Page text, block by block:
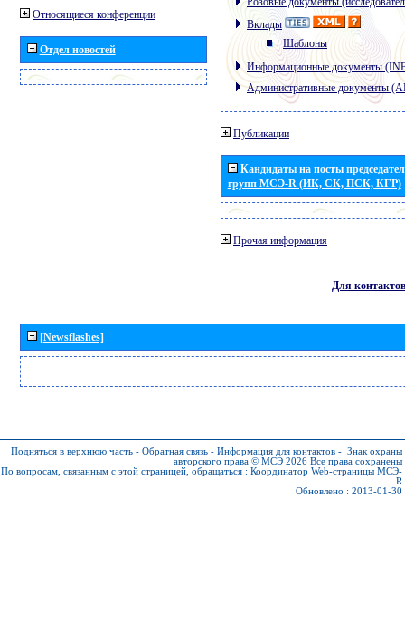
Относящиеся конференции
Отдел новостей
Вклады
Шаблоны
Информационные документы
Административные документы
Публикации
Кандидаты на посты
групп МСЭ-R (ИК, СК, ПСК, КГР)
Прочая информация
Для контактов
[Newsflashes]
Подняться в верхнюю часть - Обратная связь - Информация для контактов - Знак охраны
авторского права © МСЭ 2026 Все права сохранены
По вопросам, связанным с этой страницей, обращаться : Координатор Web-страницы МСЭ-
R
Обновлено : 2013-01-30